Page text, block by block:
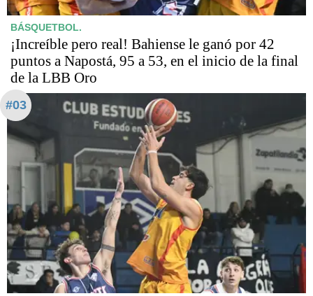
BÁSQUETBOL.
¡Increíble pero real! Bahiense le ganó por 42
puntos a Napostá, 95 a 53, en el inicio de la final
de la LBB Oro
#03